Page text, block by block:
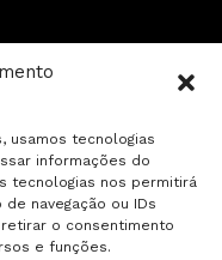
usamos tecnologias
informações do
tecnologias nos permitirá
navegação ou IDs
o consentimento
e funções.
os direitos